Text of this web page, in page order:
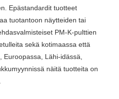
Epästandardit tuotteet
tuotantoon näytteiden tai
PM-K-pulttien
sekä kotimaassa että
Euroopassa, Lähi-idässä,
näitä tuotteita on